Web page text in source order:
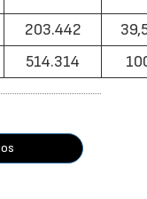
203.442
514.314